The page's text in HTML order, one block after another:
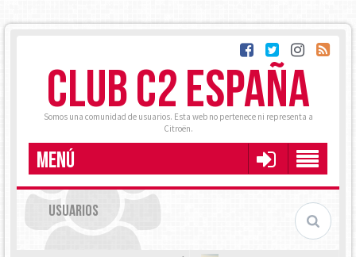
CLUB C2 ESPAÑA
Somos una comunidad de usuarios. Esta web no pertenece ni representa a
Citroën.
MENÚ
USUARIOS